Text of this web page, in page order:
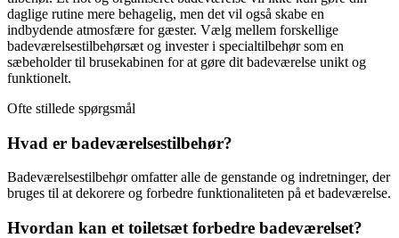
daglige rutine mere behagelig, men det vil også skabe en
indbydende atmosfære for gæster. Vælg mellem forskellige
badeværelsestilbehørsæt og invester i specialtilbehør som en
sæbeholder til brusekabinen for at gøre dit badeværelse unikt og
funktionelt.
Ofte stillede spørgsmål
Hvad er badeværelsestilbehør?
Badeværelsestilbehør omfatter alle de genstande og indretninger, der
bruges til at dekorere og forbedre funktionaliteten på et badeværelse.
Hvordan kan et toiletsæt forbedre badeværelset?